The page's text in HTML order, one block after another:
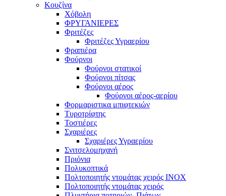
Κουζίνα
Χόβολη
ΦΡΥΓΑΝΙΕΡΕΣ
Φριτέζες
Φριτέζες Υγραερίου
Φραπιέρα
Φούρνοι
Φούρνοι στατικοί
Φούρνοι πίτσας
Φούρνοι αέρος
Φούρνοι αέρος-αερίου
Φορμαριστικα μπιφτεκιών
Τυροτρίφτης
Τοστιέρες
Σχαριέρες
Σχαριέρες Υγραερίου
Σνιτσελομηχανή
Πριόνια
Πολυκοπτικά
Πολτοποιητής ντομάτας χειρός ΙΝΟΧ
Πολτοποιητής ντομάτας χειρός